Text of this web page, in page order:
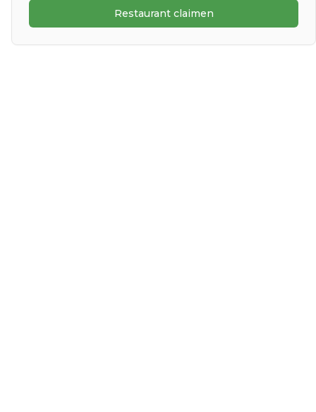
Restaurant claimen